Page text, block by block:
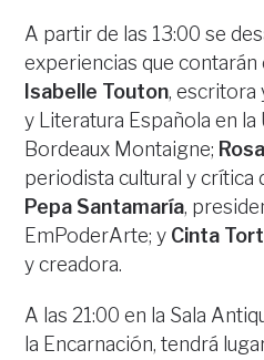
A partir de las 13:00 se
experiencias que contarán
Isabelle Touton, escritora
y Literatura Española en la
Bordeaux Montaigne;
periodista cultural y crítica
Pepa Santamaría,
EmPoderArte; y Cinta
y creadora.
A las 21:00 en la Sala
la Encarnación, tendrá